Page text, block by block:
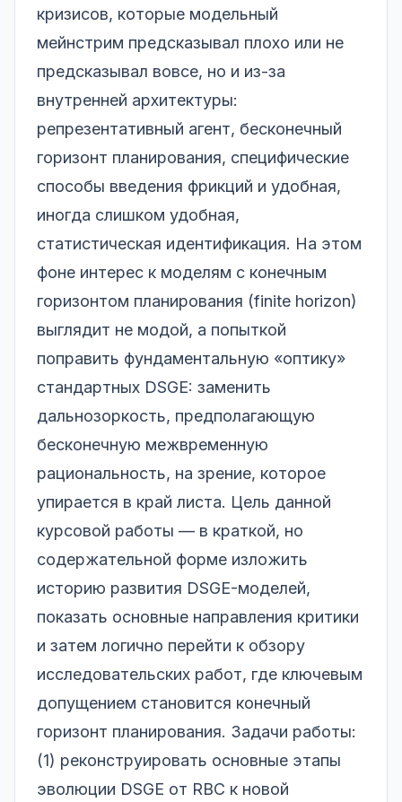
кризисов, которые модельный
мейнстрим предсказывал плохо или не
предсказывал вовсе, но и из-за
внутренней архитектуры:
репрезентативный агент, бесконечный
горизонт планирования, специфические
способы введения фрикций и удобная,
иногда слишком удобная,
статистическая идентификация. На этом
фоне интерес к моделям с конечным
горизонтом планирования (finite horizon)
выглядит не модой, а попыткой
поправить фундаментальную «оптику»
стандартных DSGE: заменить
дальнозоркость, предполагающую
бесконечную межвременную
рациональность, на зрение, которое
упирается в край листа. Цель данной
курсовой работы — в краткой, но
содержательной форме изложить
историю развития DSGE-моделей,
показать основные направления критики
и затем логично перейти к обзору
исследовательских работ, где ключевым
допущением становится конечный
горизонт планирования. Задачи работы:
(1) реконструировать основные этапы
эволюции DSGE от RBC к новой